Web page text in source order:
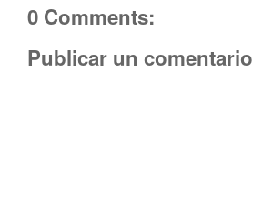
0 Comments:
Publicar un comentario